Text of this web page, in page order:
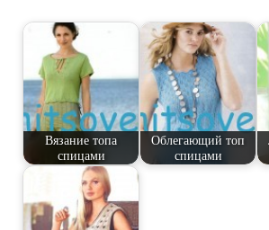
Вязание топа
спицами
Облегающий топ
спицами